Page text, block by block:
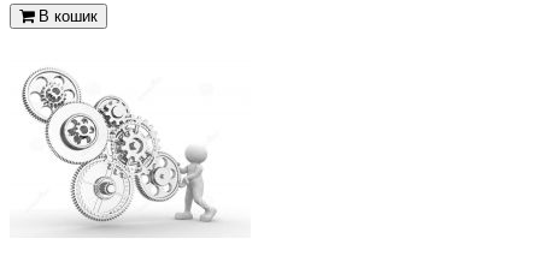
В кошик